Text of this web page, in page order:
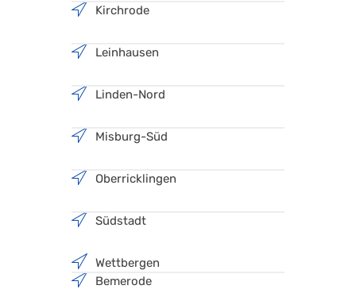
Kirchrode
Leinhausen
Linden-Nord
Misburg-Süd
Oberricklingen
Südstadt
Wettbergen
Bemerode